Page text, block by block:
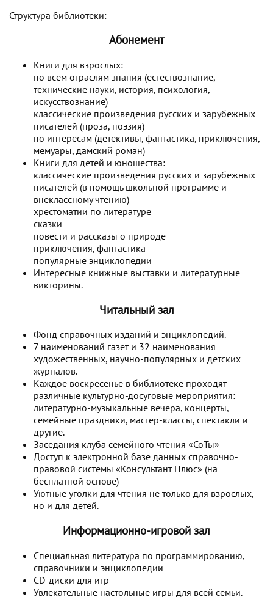
Структура библиотеки:
Абонемент
Книги для взрослых:
по всем отраслям знания (естествознание,
технические науки, история, психология,
искусствознание)
классические произведения русских и зарубежных
писателей (проза, поэзия)
по интересам (детективы, фантастика, приключения,
мемуары, дамский роман)
Книги для детей и юношества:
классические произведения русских и зарубежных
писателей (в помощь школьной программе и
внеклассному чтению)
хрестоматии по литературе
сказки
повести и рассказы о природе
приключения, фантастика
популярные энциклопедии
Интересные книжные выставки и литературные
викторины.
Читальный зал
Фонд справочных изданий и энциклопедий.
7 наименований газет и 32 наименования
художественных, научно-популярных и детских
журналов.
Каждое воскресенье в библиотеке проходят
различные культурно-досуговые мероприятия:
литературно-музыкальные вечера, концерты,
семейные праздники, мастер-классы, спектакли и
другие.
Заседания клуба семейного чтения «СоТы»
Доступ к электронной базе данных справочно-
правовой системы «Консультант Плюс» (на
бесплатной основе)
Уютные уголки для чтения не только для взрослых,
но и для детей.
Информационно-игровой зал
Специальная литература по программированию,
справочники и энциклопедии
CD-диски для игр
Увлекательные настольные игры для всей семьи.